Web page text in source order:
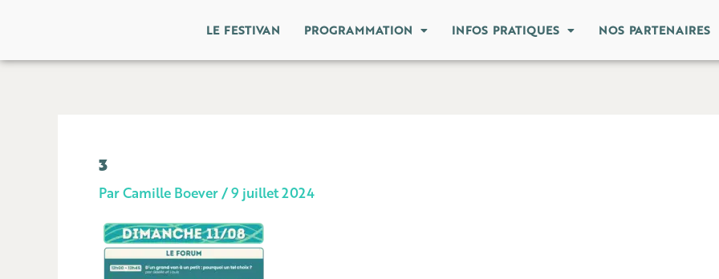
contenu
LE FESTIVAN PROGRAMMATION INFOS PRATIQUES NOS PARTENAIRES
3
ParCamille Boever/9 juillet 2024